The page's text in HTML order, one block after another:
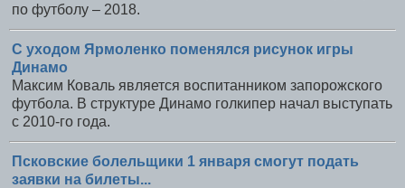
по футболу – 2018.
С уходом Ярмоленко поменялся рисунок игры
Динамо
Максим Коваль является воспитанником запорожского
футбола. В структуре Динамо голкипер начал выступать
с 2010-го года.
Псковские болельщики 1 января смогут подать
заявки на билеты...